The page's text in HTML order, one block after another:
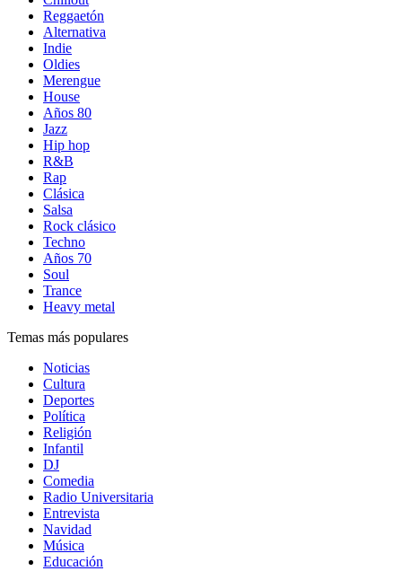
Reggaetón
Alternativa
Indie
Oldies
Merengue
House
Años 80
Jazz
Hip hop
R&B
Rap
Clásica
Salsa
Rock clásico
Techno
Años 70
Soul
Trance
Heavy metal
Temas más populares
Noticias
Cultura
Deportes
Política
Religión
Infantil
DJ
Comedia
Radio Universitaria
Entrevista
Navidad
Música
Educación